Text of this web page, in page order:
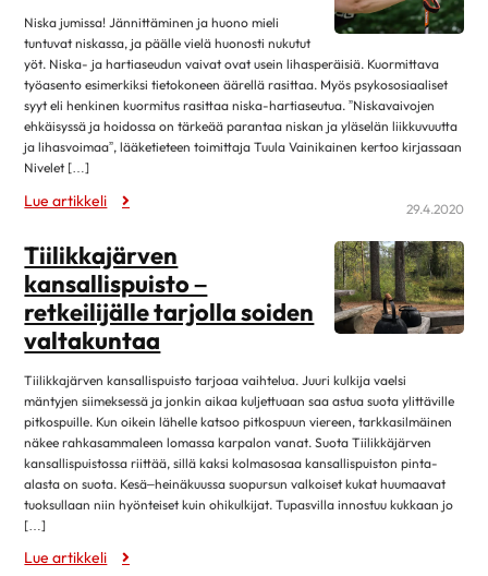
Palveluita sairastuneelle
Sairastuneen liikunta
Seksuaalisuus
Sosiaaliturva
Toipuminen ja sopeutuminen
Vertaistuki
Elvytys
Koronakysymykset
Kulttuuri
Kirjat
Museot ja näyttelyt
Musiikki
Teatteri, elokuvat ja sarjat
Lehdistötiedote
Luottamustoimi
Ruoka & Ravitsemus
maaliskuu 2026 3
helmikuu 2026
tammikuu 2026 13
joulukuu 2025 1
lokakuu 2025 14
toukokuu 2025 2
huhtikuu 2025 11
maaliskuu 2025 2
helmikuu 2025
tammikuu 2025 12
joulukuu 2024 1
marraskuu 2024
lokakuu 2024
syyskuu 2024
elokuu 2024
Niska jumissa! Jännittäminen ja huono mieli
tuntuvat niskassa, ja päälle vielä huonosti nukutut
yöt. Niska- ja hartiaseudun vaivat ovat usein lihasperäisiä. Kuormittava
työasento esimerkiksi tietokoneen äärellä rasittaa. Myös psykososiaaliset
syyt eli henkinen kuormitus rasittaa niska-hartiaseutua. ”Niskavaivojen
ehkäisyssä ja hoidossa on tärkeää parantaa niskan ja yläselän liikkuvuutta
ja lihasvoimaa”, lääketieteen toimittaja Tuula Vainikainen kertoo kirjassaan
Nivelet […]
Lue artikkeli 29.4.2020
Tiilikkajärven
kansallispuisto –
retkeilijälle tarjolla soiden
valtakuntaa
Tiilikkajärven kansallispuisto tarjoaa vaihtelua. Juuri kulkija vaelsi
mäntyjen siimeksessä ja jonkin aikaa kuljettuaan saa astua suota ylittäville
pitkospuille. Kun oikein lähelle katsoo pitkospuun viereen, tarkkasilmäinen
näkee rahkasammaleen lomassa karpalon vanat. Suota Tiilikkäjärven
kansallispuistossa riittää, sillä kaksi kolmasosaa kansallispuiston pinta-
alasta on suota. Kesä–heinäkuussa suopursun valkoiset kukat huumaavat
tuoksullaan niin hyönteiset kuin ohikulkijat. Tupasvilla innostuu kukkaan jo
[…]
Lue artikkeli